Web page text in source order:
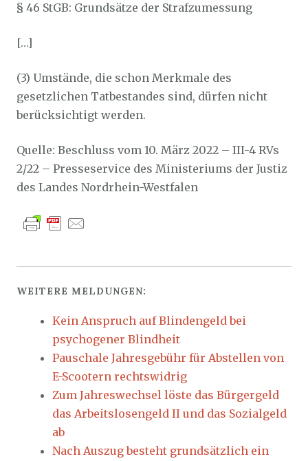
§ 46 StGB: Grundsätze der Strafzumessung
[…]
(3) Umstände, die schon Merkmale des
gesetzlichen Tatbestandes sind, dürfen nicht
berücksichtigt werden.
Quelle: Beschluss vom 10. März 2022 – III-4 RVs
2/22 – Presseservice des Ministeriums der Justiz
des Landes Nordrhein-Westfalen
WEITERE MELDUNGEN:
Kein Anspruch auf Blindengeld bei
psychogener Blindheit
Pauschale Jahresgebühr für Abstellen von
E-Scootern rechtswidrig
Zum Jahreswechsel löste das Bürgergeld
das Arbeitslosengeld II und das Sozialgeld
ab
Nach Auszug besteht grundsätzlich ein